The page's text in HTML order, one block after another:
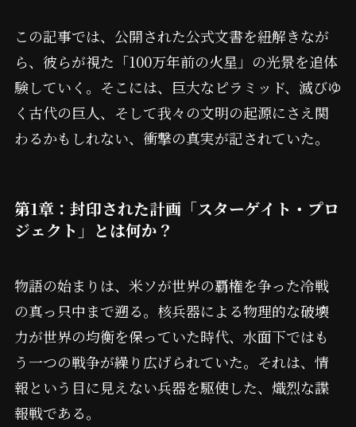
この記事では、公開された公式文書を紐解きなが
ら、彼らが視た「100万年前の火星」の光景を追体
験していく。そこには、巨大なピラミッド、滅びゆ
く古代の巨人、そして我々の文明の起源にさえ関
わるかもしれない、衝撃の真実が記されていた。
第1章：封印された計画「スターゲイト・プロ
ジェクト」とは何か？
物語の始まりは、米ソが世界の覇権を争った冷戦
の真っ只中まで遡る。核兵器による物理的な破壊
力が世界の均衡を保っていた時代、水面下ではも
う一つの戦争が繰り広げられていた。それは、情
報という目に見えない兵器を駆使した、熾烈な諜
報戦である。